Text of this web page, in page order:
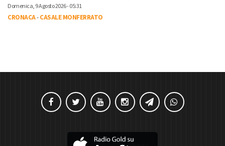
Domenica, 9 Agosto 2026 - 05:31
CRONACA-CASALE MONFERRATO